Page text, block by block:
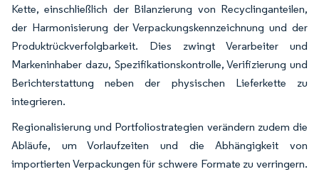
Kette, einschließlich der Bilanzierung von Recyclinganteilen,
der Harmonisierung der Verpackungskennzeichnung und der
Produktrückverfolgbarkeit. Dies zwingt Verarbeiter und
Markeninhaber dazu, Spezifikationskontrolle, Verifizierung und
Berichterstattung neben der physischen Lieferkette zu
integrieren.
Regionalisierung und Portfoliostrategien verändern zudem die
Abläufe, um Vorlaufzeiten und die Abhängigkeit von
importierten Verpackungen für schwere Formate zu verringern.